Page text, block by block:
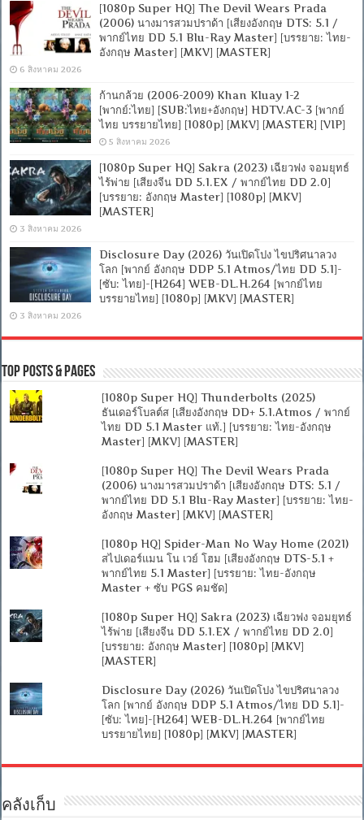
[1080p Super HQ] The Devil Wears Prada
(2006) นางมารสวมปราด้า [เสียงอังกฤษ DTS: 5.1 /
พากย์ไทย DD 5.1 Blu-Ray Master] [บรรยาย: ไทย-
อังกฤษ Master] [MKV] [MASTER]
6 สิงหาคม 2026
ก้านกล้วย (2006-2009) Khan Kluay 1-2
[พากย์:ไทย] [SUB:ไทย+อังกฤษ] HDTV.AC-3 [พากย์
ไทย บรรยายไทย] [1080p] [MKV] [MASTER] [VIP]
5 สิงหาคม 2026
[1080p Super HQ] Sakra (2023) เฉียวฟง จอมยุทธ์
ไร้พ่าย [เสียงจีน DD 5.1.EX / พากย์ไทย DD 2.0]
[บรรยาย: อังกฤษ Master] [1080p] [MKV]
[MASTER]
3 สิงหาคม 2026
Disclosure Day (2026) วันเปิดโปง ไขปริศนาลวง
โลก [พากย์ อังกฤษ DDP 5.1 Atmos/ไทย DD 5.1]-
[ซับ: ไทย]-[H264] WEB-DL.H.264 [พากย์ไทย
บรรยายไทย] [1080p] [MKV] [MASTER]
3 สิงหาคม 2026
Top Posts & Pages
[1080p Super HQ] Thunderbolts (2025)
ธันเดอร์โบลต์ส [เสียงอังกฤษ DD+ 5.1.Atmos / พากย์
ไทย DD 5.1 Master แท้.] [บรรยาย: ไทย-อังกฤษ
Master] [MKV] [MASTER]
[1080p Super HQ] The Devil Wears Prada
(2006) นางมารสวมปราด้า [เสียงอังกฤษ DTS: 5.1 /
พากย์ไทย DD 5.1 Blu-Ray Master] [บรรยาย: ไทย-
อังกฤษ Master] [MKV] [MASTER]
[1080p HQ] Spider-Man No Way Home (2021)
สไปเดอร์แมน โน เวย์ โฮม [เสียงอังกฤษ DTS-5.1 +
พากย์ไทย 5.1 Master] [บรรยาย: ไทย-อังกฤษ
Master + ซับ PGS คมชัด]
[1080p Super HQ] Sakra (2023) เฉียวฟง จอมยุทธ์
ไร้พ่าย [เสียงจีน DD 5.1.EX / พากย์ไทย DD 2.0]
[บรรยาย: อังกฤษ Master] [1080p] [MKV]
[MASTER]
Disclosure Day (2026) วันเปิดโปง ไขปริศนาลวง
โลก [พากย์ อังกฤษ DDP 5.1 Atmos/ไทย DD 5.1]-
[ซับ: ไทย]-[H264] WEB-DL.H.264 [พากย์ไทย
บรรยายไทย] [1080p] [MKV] [MASTER]
คลังเก็บ